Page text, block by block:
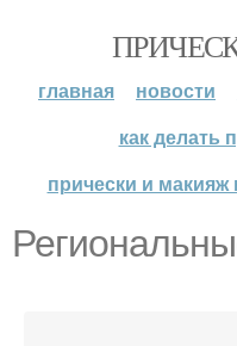
главная новости
как делать
прически и макияж